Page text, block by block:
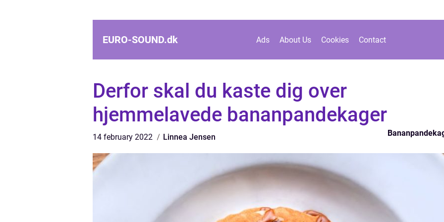
EURO-SOUND.dk Ads About Us Cookies Contact
Derfor skal du kaste dig over
hjemmelavede bananpandekager
14 february 2022 Linnea Jensen